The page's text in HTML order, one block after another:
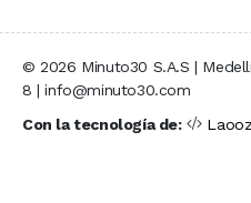
© 2026 Minuto30 S.A.S |
8 | info@minuto30.com
Con la tecnología de: